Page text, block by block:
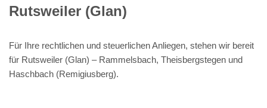
Rutsweiler (Glan)
Für Ihre rechtlichen und steuerlichen Anliegen, stehen wir bereit
für Rutsweiler (Glan) – Rammelsbach, Theisbergstegen und
Haschbach (Remigiusberg).